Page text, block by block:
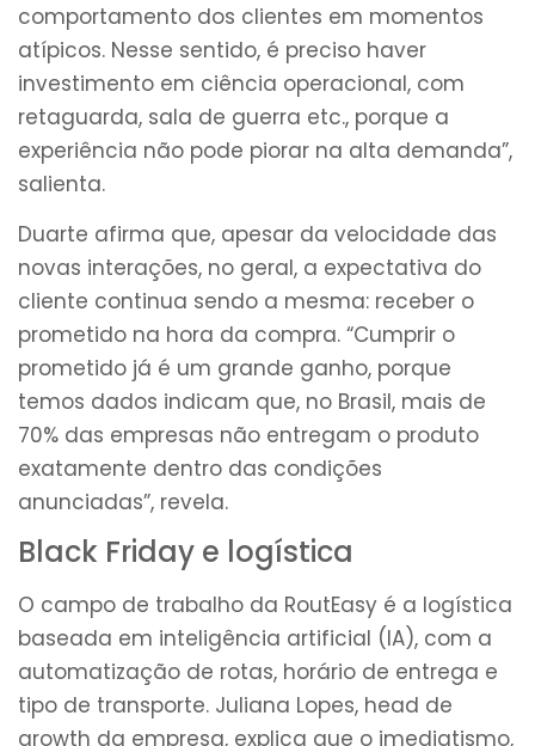
comportamento dos clientes em momentos
atípicos. Nesse sentido, é preciso haver
investimento em ciência operacional, com
retaguarda, sala de guerra etc., porque a
experiência não pode piorar na alta demanda”,
salienta.
Duarte afirma que, apesar da velocidade das
novas interações, no geral, a expectativa do
cliente continua sendo a mesma: receber o
prometido na hora da compra. “Cumprir o
prometido já é um grande ganho, porque
temos dados indicam que, no Brasil, mais de
70% das empresas não entregam o produto
exatamente dentro das condições
anunciadas”, revela.
Black Friday e logística
O campo de trabalho da RoutEasy é a logística
baseada em inteligência artificial (IA), com a
automatização de rotas, horário de entrega e
tipo de transporte. Juliana Lopes, head de
growth da empresa, explica que o imediatismo,